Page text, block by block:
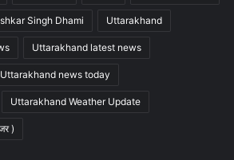
Singh Dhami Uttarakhand
Uttarakhand latest news
Uttarakhand news today
Uttarakhand Weather Update
)